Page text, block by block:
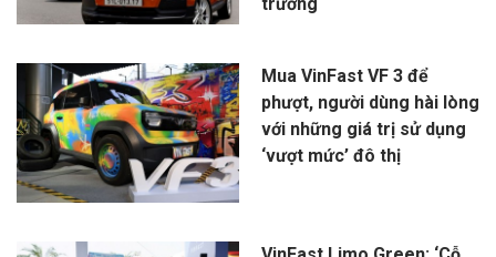
Mua VinFast VF 3 để
phượt, người dùng hài lòng
với những giá trị sử dụng
‘vượt mức’ đô thị